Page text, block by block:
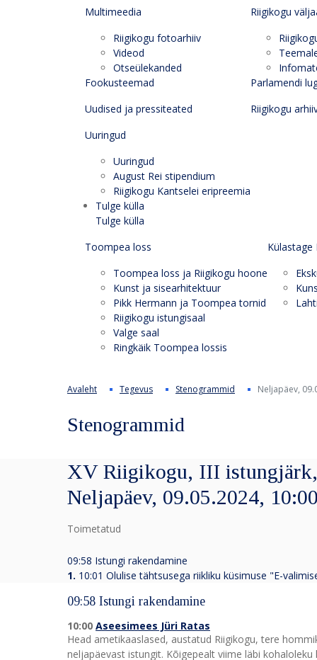
Multimeedia
Riigikogu fotoarhiiv
Videod
Otseülekanded
Fookusteemad
Uudised ja pressiteated
Uuringud
Uuringud
August Rei stipendium
Riigikogu Kantselei eripreemia
Riigikogu
Parlamendi
Riigikogu
Tulge külla
Tulge külla
Toompea loss
Toompea loss ja Riigikogu hoone
Kunst ja sisearhitektuur
Pikk Hermann ja Toompea tornid
Riigikogu istungisaal
Valge saal
Ringkäik Toompea lossis
Külastage
Avaleht Tegevus Stenogrammid Neljapäev,
Stenogrammid
XV Riigikogu, III
Neljapäev, 09.05.2024,
Toimetatud
09:58 Istungi rakendamine
1. 10:01 Olulise tähtsusega riikliku küsimuse "E-
09:58 Istungi rakendamine
10:00 Aseesimees Jüri Ratas
Head ametikaaslased, austatud Riigikogu, tere
neljapäevast istungit. Kõigepealt viime läbi